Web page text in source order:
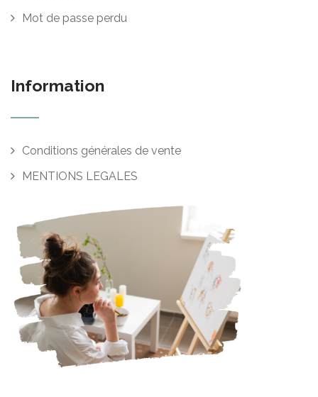
Mot de passe perdu
Information
Conditions générales de vente
MENTIONS LEGALES